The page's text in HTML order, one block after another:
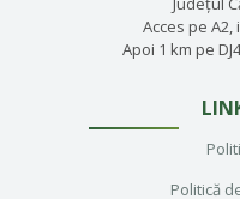
Acces pe
Apoi 1 km pe
Politică